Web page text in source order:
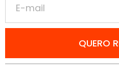
QUERO